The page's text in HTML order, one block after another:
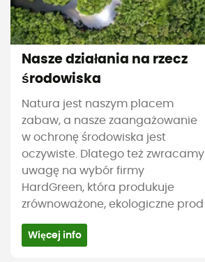
Nasze działania na rzecz
środowiska
Natura jest naszym placem
zabaw, a nasze zaangażowanie
w ochronę środowiska jest
oczywiste. Dlatego też zwracamy
uwagę na wybór firmy
HardGreen, która produkuje
zrównoważone, ekologiczne prod
Więcej info